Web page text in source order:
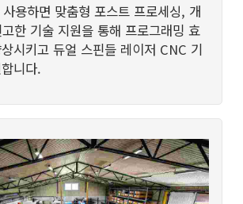
용하면 맞춤형 포스트 프로세싱, 개
한 기술 지원을 통해 프로그래밍 효
시키고 듀얼 스핀들 레이저 CNC 기
니다.